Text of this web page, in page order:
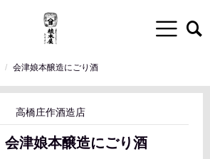
会津娘本醸造にごり酒
高橋庄作酒造店
会津娘本醸造にごり酒